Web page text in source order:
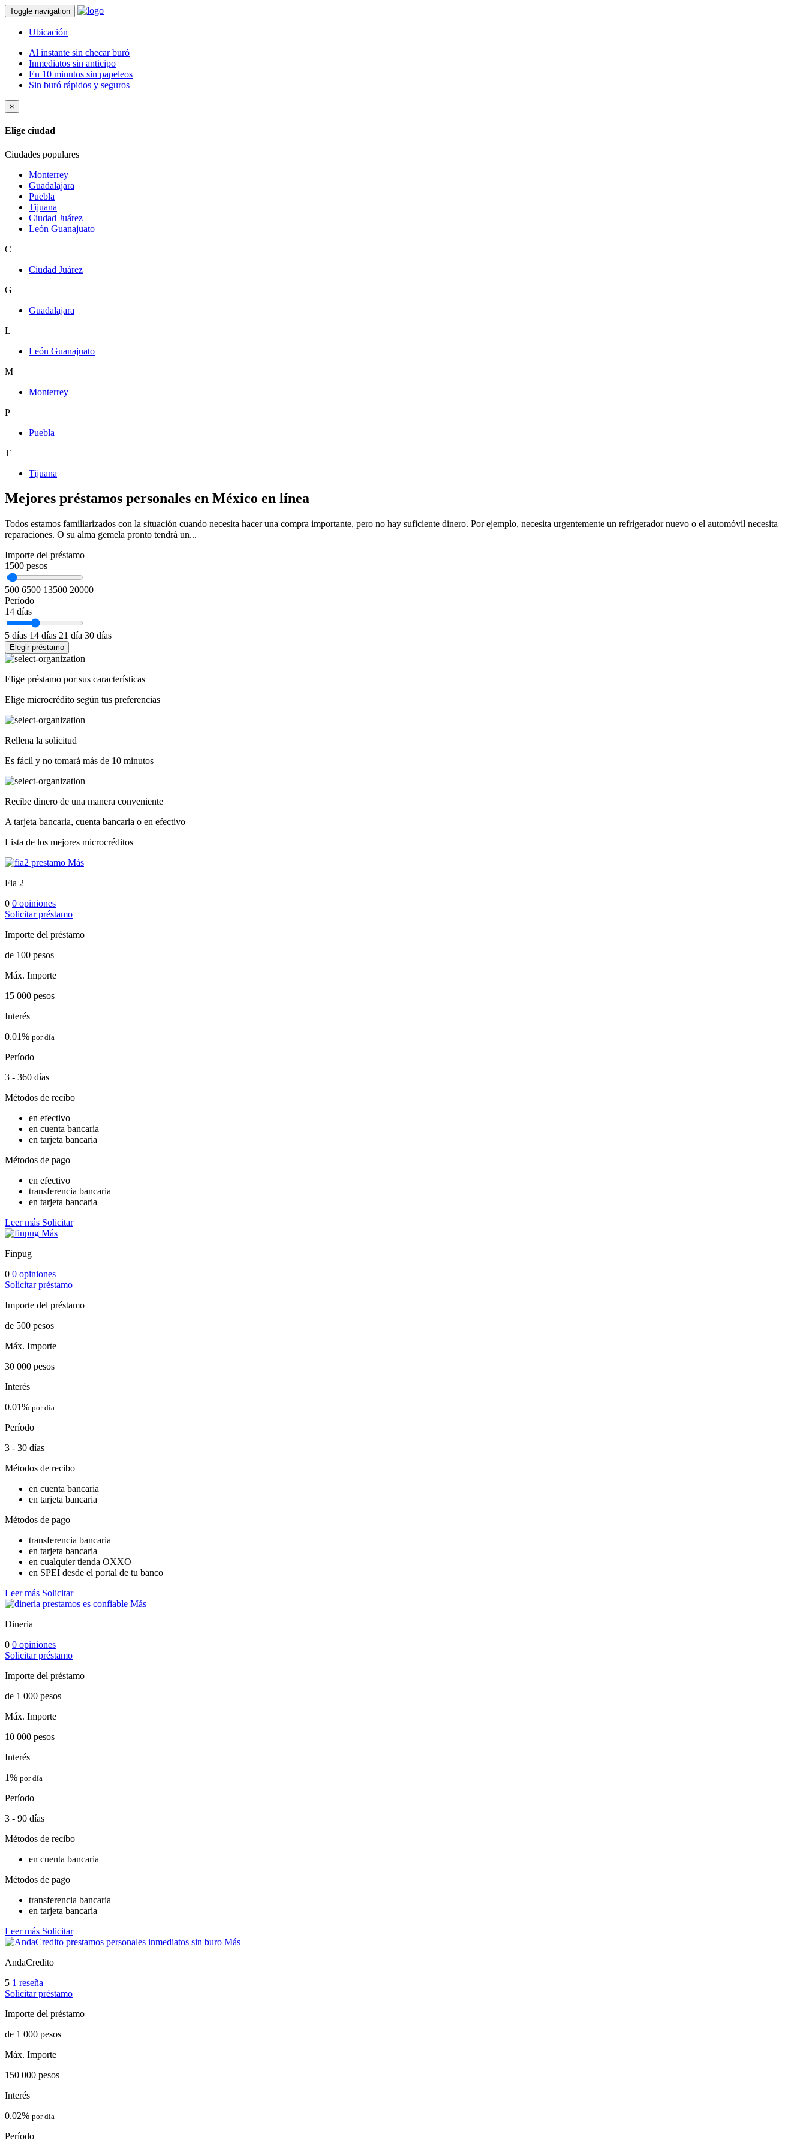
Toggle navigation
Ubicación
Al instante sin checar buró
Inmediatos sin anticipo
En 10 minutos sin papeleos
Sin buró rápidos y seguros
×
Elige ciudad
Ciudades populares
Monterrey
Guadalajara
Puebla
Tijuana
Ciudad Juárez
León Guanajuato
C
Ciudad Juárez
G
Guadalajara
L
León Guanajuato
M
Monterrey
P
Puebla
T
Tijuana
Mejores préstamos personales en México en línea
Todos estamos familiarizados con la situación cuando necesita hacer una compra importante, pero no hay suficiente dinero. Por ejemplo, necesita urgentemente un refrigerador nuevo o el automóvil necesita
reparaciones. O su alma gemela pronto tendrá un...
Importe del préstamo
1500 pesos
500 6500 13500 20000
Período
14 días
5 días 14 días 21 día 30 días
Elegir préstamo
Elige préstamo por sus características
Elige microcrédito según tus preferencias
Rellena la solicitud
Es fácil y no tomará más de 10 minutos
Recibe dinero de una manera conveniente
A tarjeta bancaria, cuenta bancaria o en efectivo
Lista de los mejores microcréditos
Más
Fia 2
0 0 opiniones
Solicitar préstamo
Importe del préstamo
de 100 pesos
Máx. Importe
15 000 pesos
Interés
0.01% por día
Período
3 - 360 días
Métodos de recibo
en efectivo
en cuenta bancaria
en tarjeta bancaria
Métodos de pago
en efectivo
transferencia bancaria
en tarjeta bancaria
Leer más Solicitar
Más
Finpug
0 0 opiniones
Solicitar préstamo
Importe del préstamo
de 500 pesos
Máx. Importe
30 000 pesos
Interés
0.01% por día
Período
3 - 30 días
Métodos de recibo
en cuenta bancaria
en tarjeta bancaria
Métodos de pago
transferencia bancaria
en tarjeta bancaria
en cualquier tienda OXXO
en SPEI desde el portal de tu banco
Leer más Solicitar
Más
Dineria
0 0 opiniones
Solicitar préstamo
Importe del préstamo
de 1 000 pesos
Máx. Importe
10 000 pesos
Interés
1% por día
Período
3 - 90 días
Métodos de recibo
en cuenta bancaria
Métodos de pago
transferencia bancaria
en tarjeta bancaria
Leer más Solicitar
Más
AndaCredito
5 1 reseña
Solicitar préstamo
Importe del préstamo
de 1 000 pesos
Máx. Importe
150 000 pesos
Interés
0.02% por día
Período